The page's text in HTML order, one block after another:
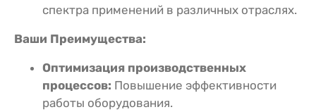
спектра применений в различных отраслях.
Ваши Преимущества:
Оптимизация производственных
процессов: Повышение эффективности
работы оборудования.